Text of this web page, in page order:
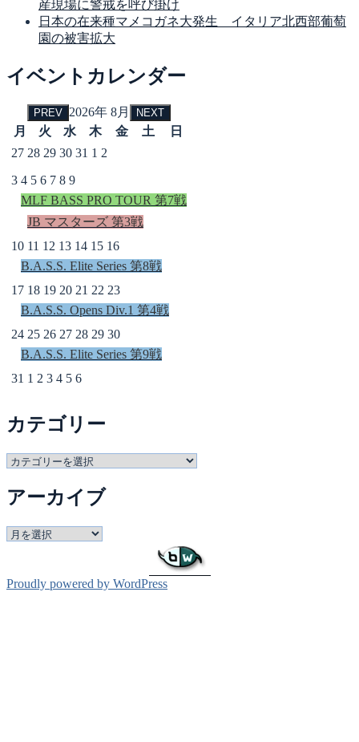
産現場に警戒を呼び掛け
日本の在来種マメコガネ大発生 イタリア北西部葡萄
園の被害拡大
イベントカレンダー
PREV 2026年 8月 NEXT
月 火 水 木 金 土
日
27 28 29 30 31 1 2
3 4 5 6 7 8 9
MLF BASS PRO TOUR 第7戦
JB マスターズ 第3戦
10 11 12 13 14 15 16
B.A.S.S. Elite Series 第8戦
17 18 19 20 21 22 23
B.A.S.S. Opens Div.1 第4戦
24 25 26 27 28 29 30
B.A.S.S. Elite Series 第9戦
31 1 2 3 4 5 6
カテゴリー
カ
ゴ
ー
アーカイブ
ア
イ
Proudly powered by WordPress